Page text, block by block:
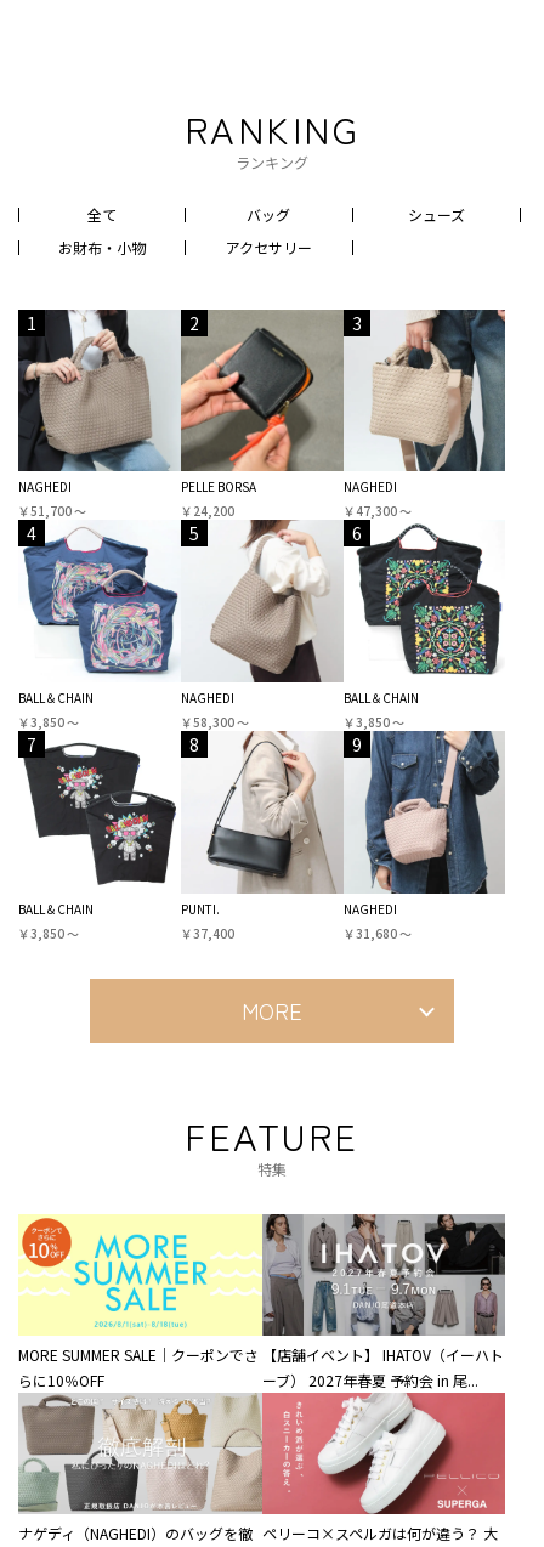
RANKING
ランキング
全て バッグ
シューズ
お財布・小物
アクセサリー
1
NAGHEDI
￥51,700 〜
2
PELLE BORSA
￥24,200
3
NAGHEDI
￥47,300 〜
4
BALL＆CHAIN
￥3,850 〜
5
NAGHEDI
￥58,300 〜
6
BALL＆CHAIN
￥3,850 〜
7
BALL＆CHAIN
￥3,850 〜
8
PUNTI.
￥37,400
9
NAGHEDI
￥31,680 〜
MORE
FEATURE
特集
MORE SUMMER SALE｜クーポンでさ
らに10％OFF
【店舗イベント】 IHATOV（イーハト
ーブ） 2027年春夏 予約会 in 尾...
ナゲディ（NAGHEDI）のバッグを徹 ペリーコ×スペルガは何が違う？ 大